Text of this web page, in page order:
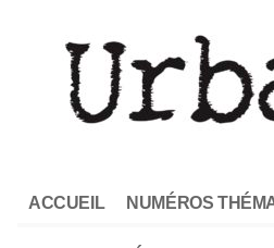
ACCUEIL NUMÉROS